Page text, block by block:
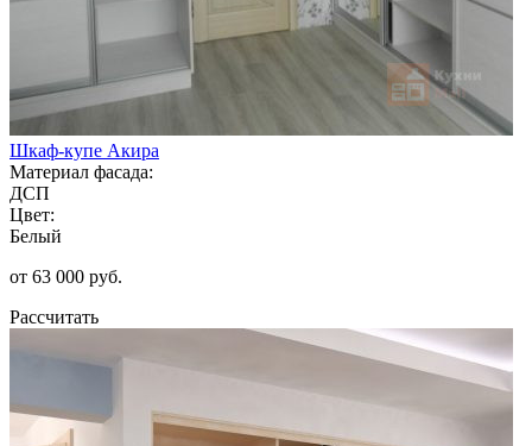
Шкаф-купе Акира
Материал фасада:
ДСП
Цвет:
Белый
от 63 000 руб.
Рассчитать